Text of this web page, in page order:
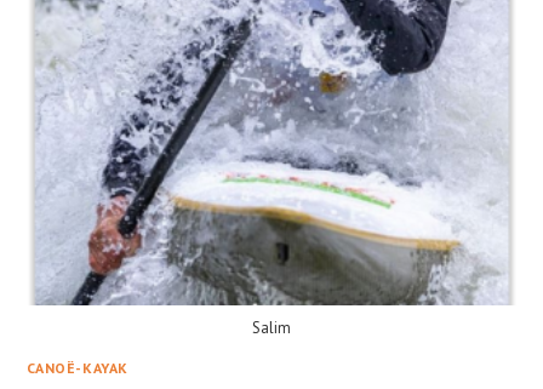
Salim
CANOË-KAYAK